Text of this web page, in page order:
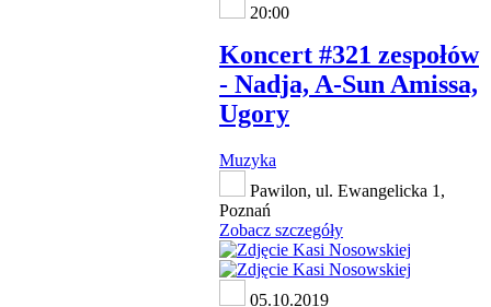
20:00
Koncert #321 zespołów
- Nadja, A-Sun Amissa,
Ugory
Muzyka
Pawilon, ul. Ewangelicka 1,
Poznań
Zobacz szczegóły
05.10.2019